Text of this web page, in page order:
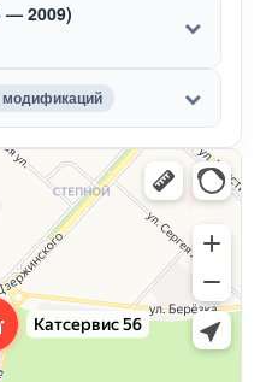
— 2009)
модификаций